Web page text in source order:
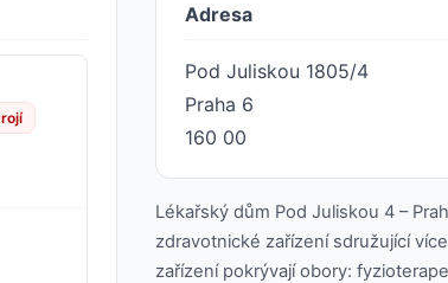
Adresa
Pod Juliskou 1805/4
Praha 6
160 00
Lékařský dům Pod Juliskou 4 –
zdravotnické zařízení sdružující
zařízení pokrývají obory: